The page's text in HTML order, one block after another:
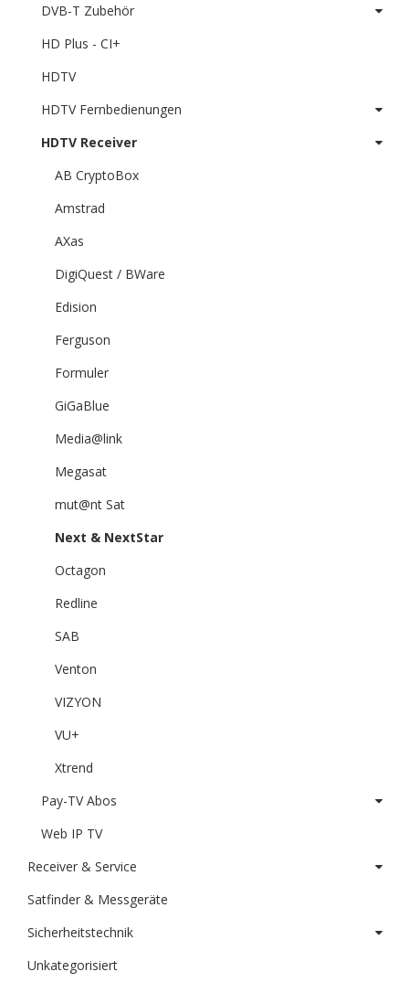
DVB-T Zubehör
HD Plus - CI+
HDTV
HDTV Fernbedienungen
HDTV Receiver
AB CryptoBox
Amstrad
AXas
DigiQuest / BWare
Edision
Ferguson
Formuler
GiGaBlue
Media@link
Megasat
mut@nt Sat
Next & NextStar
Octagon
Redline
SAB
Venton
VIZYON
VU+
Xtrend
Pay-TV Abos
Web IP TV
Receiver & Service
Satfinder & Messgeräte
Sicherheitstechnik
Unkategorisiert